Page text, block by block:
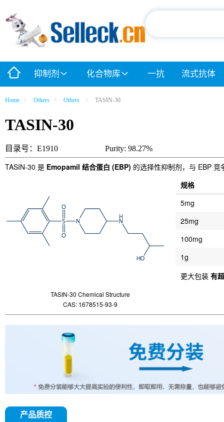
抑制剂 化合物库 一抗 流式抗体
Home Others Others TASIN-30
TASIN-30
目录号：E1910 Purity: 98.27%
TASIN-30 是 Emopamil 结合蛋白 (EBP) 的选择性抑制剂，与 EBP
TASIN-30 Chemical Structure
CAS: 1678515-93-9
规格
5mg
25mg
100mg
1g
更大包装 有
产品质控